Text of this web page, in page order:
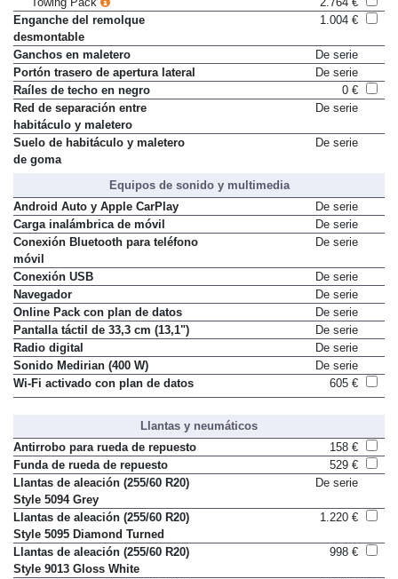
Enganche del remolque
desmontable
1.004 €
Ganchos en maletero
De serie
Portón trasero de apertura lateral
De serie
Raíles de techo en negro
0 €
Red de separación entre
habitáculo y maletero
De serie
Suelo de habitáculo y maletero
de goma
De serie
Equipos de sonido y multimedia
Android Auto y Apple CarPlay
De serie
Carga inalámbrica de móvil
De serie
Conexión Bluetooth para teléfono
móvil
De serie
Conexión USB
De serie
Navegador
De serie
Online Pack con plan de datos
De serie
Pantalla táctil de 33,3 cm (13,1")
De serie
Radio digital
De serie
Sonido Medirian (400 W)
De serie
Wi-Fi activado con plan de datos
605 €
Llantas y neumáticos
Antirrobo para rueda de repuesto
158 €
Funda de rueda de repuesto
529 €
Llantas de aleación (255/60 R20)
Style 5094 Grey
De serie
Llantas de aleación (255/60 R20)
Style 5095 Diamond Turned
1.220 €
Llantas de aleación (255/60 R20)
Style 9013 Gloss White
998 €